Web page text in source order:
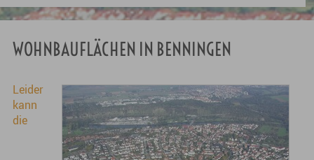
WOHNBAUFLÄCHEN IN BENNINGEN
Leider
kann
die